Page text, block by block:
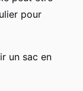
pour
un sac en